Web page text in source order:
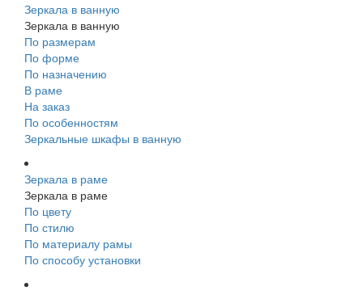
Зеркала в ванную
Зеркала в ванную
По размерам
По форме
По назначению
В раме
На заказ
По особенностям
Зеркальные шкафы в ванную
Зеркала в раме
Зеркала в раме
По цвету
По стилю
По материалу рамы
По способу установки